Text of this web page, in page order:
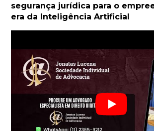
segurança jurídica para o
era da Inteligência Artificial